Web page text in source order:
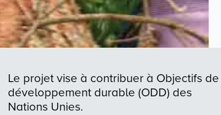
Le projet vise à contribuer à Objectifs de
développement durable (ODD) des
Nations Unies.